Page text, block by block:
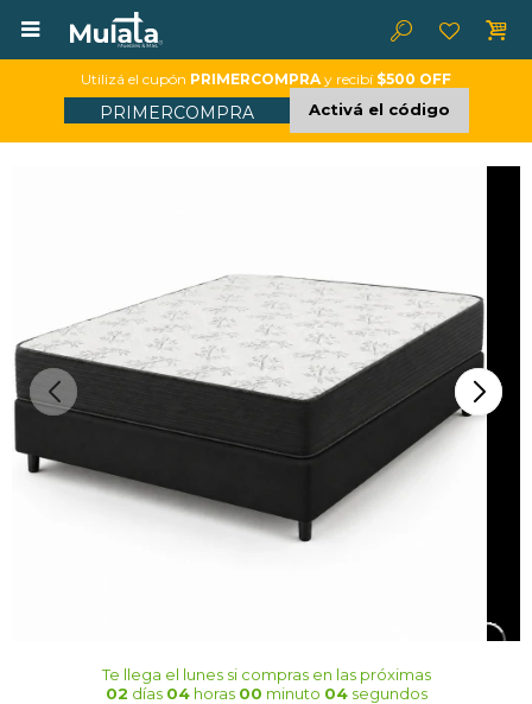

Utilizá el cupón PRIMERCOMPRA y recibí $500 OFF
PRIMERCOMPRA Activá el código
Te llega el lunessi compras en las próximas
02 días 04 horas 00 minuto 03segundos